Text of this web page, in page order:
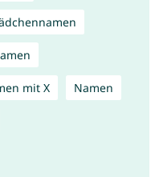
mit X Namen